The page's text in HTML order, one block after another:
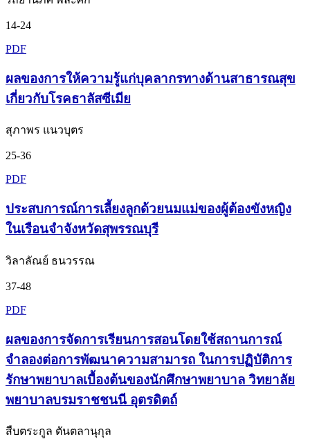
14-24
PDF
ผลของการให้ความรู้แก่บุคลากรทางด้านสาธารณสุข
เกี่ยวกับโรคธาลัสซีเมีย
สุภาพร แนวบุตร
25-36
PDF
ประสบการณ์การเลี้ยงลูกด้วยนมแม่ของผู้ต้องขังหญิง
ในเรือนจำจังหวัดสุพรรณบุรี
วิลาลัณย์ ธนวรรณ
37-48
PDF
ผลของการจัดการเรียนการสอนโดยใช้สถานการณ์
จำลองต่อการพัฒนาความสามารถ ในการปฏิบัติการ
รักษาพยาบาลเบื้องต้นของนักศึกษาพยาบาล วิทยาลัย
พยาบาลบรมราชชนนี อุตรดิตถ์
สืบตระกูล ตันตลานุกุล